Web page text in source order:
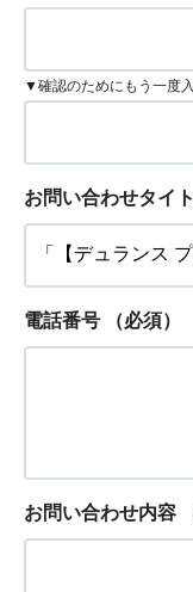
▼確認のためにもう一度
お問い合わせタイ
電話番号 （必須）
お問い合わせ内容